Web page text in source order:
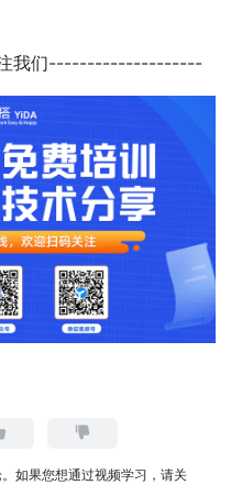
我们--------------------
如果您想通过视频学习，请关